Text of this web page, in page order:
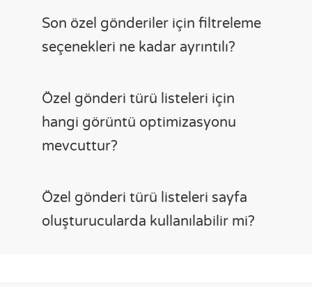
Son özel gönderiler için filtreleme
seçenekleri ne kadar ayrıntılı?
Özel gönderi türü listeleri için
hangi görüntü optimizasyonu
mevcuttur?
Özel gönderi türü listeleri sayfa
oluşturucularda kullanılabilir mi?